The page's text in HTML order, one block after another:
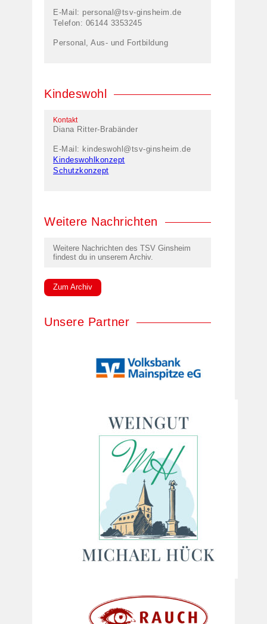
E-Mail: personal@tsv-ginsheim.de
Telefon: 06144 3353245
Personal, Aus- und Fortbildung
Kindeswohl
Kontakt
Diana Ritter-Brabänder
E-Mail: kindeswohl@tsv-ginsheim.de
Kindeswohlkonzept
Schutzkonzept
Weitere Nachrichten
Weitere Nachrichten des TSV Ginsheim
findest du in unserem Archiv.
Zum Archiv
Unsere Partner